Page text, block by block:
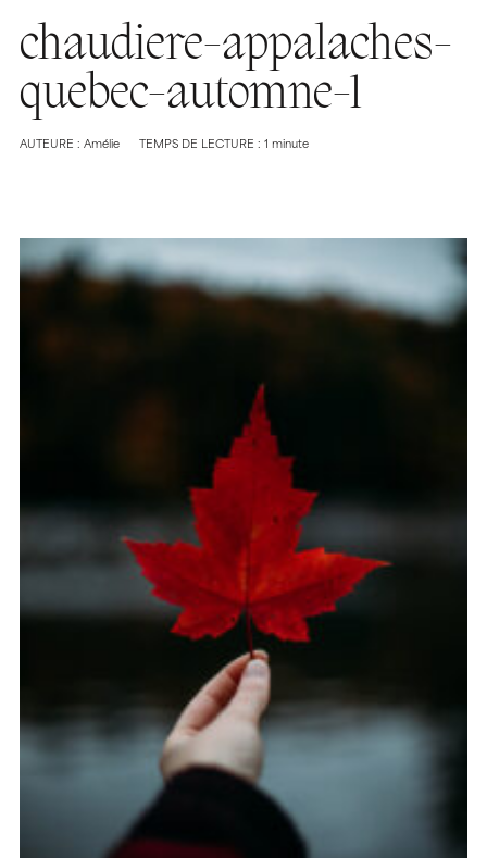
chaudiere-appalaches-
quebec-automne-1
AUTEURE : Amélie TEMPS DE LECTURE : 1 minute